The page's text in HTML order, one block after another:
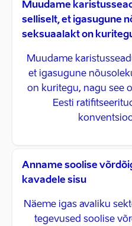
Muudame
selliselt, et igasugune
seksuaalakt on
Muudame
et igasugune
on kuritegu, nagu see
Eesti
Anname soolise
kavadele sisu
Näeme igas avaliku
tegevused soolise